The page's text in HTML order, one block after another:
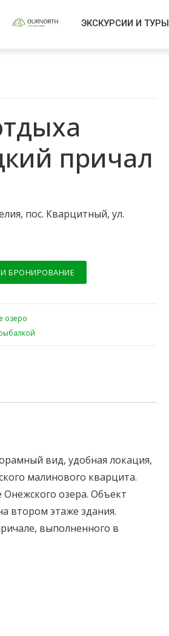
ЭКСКУРСИИ И ТУРЫ
причал
пос. Кварцитный, ул.
БРОНИРОВАНИЕ
озеро
вид, удобная локация,
малинового кварцита.
озера. Объект
втором этаже здания.
выполненного в